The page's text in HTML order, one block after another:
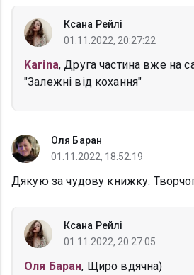
Ксана Рейлі
01.11.2022, 20:27:22
Karina, Друга частина вже на
"Залежні від кохання"
Оля Баран
01.11.2022, 18:52:19
Дякую за чудову книжку.
Ксана Рейлі
01.11.2022, 20:27:05
Оля Баран, Щиро вдячна)